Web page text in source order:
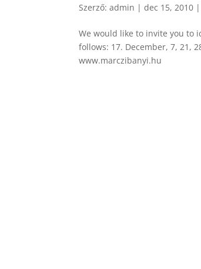
Szerző:admin |dec 15, 2010 |
We would like to invite you to
follows: 17. December, 7, 21,
www.marczibanyi.hu